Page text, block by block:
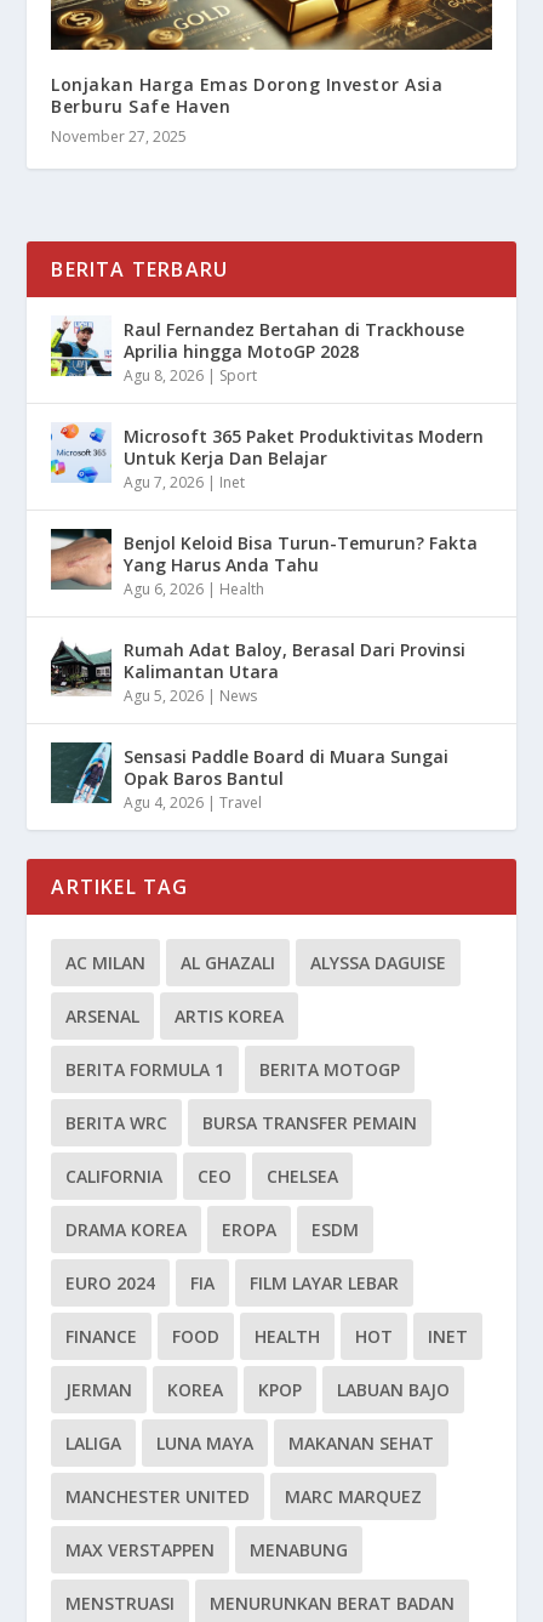
Lonjakan Harga Emas Dorong Investor Asia
Berburu Safe Haven
November 27, 2025
BERITA TERBARU
Raul Fernandez Bertahan di Trackhouse
Aprilia hingga MotoGP 2028
Agu 8, 2026 | Sport
Microsoft 365 Paket Produktivitas Modern
Untuk Kerja Dan Belajar
Agu 7, 2026 | Inet
Benjol Keloid Bisa Turun-Temurun? Fakta
Yang Harus Anda Tahu
Agu 6, 2026 | Health
Rumah Adat Baloy, Berasal Dari Provinsi
Kalimantan Utara
Agu 5, 2026 | News
Sensasi Paddle Board di Muara Sungai
Opak Baros Bantul
Agu 4, 2026 |Travel
ARTIKEL TAG
AC MILAN AL GHAZALI ALYSSA DAGUISE
ARSENAL ARTIS KOREA
BERITA FORMULA 1 BERITA MOTOGP
BERITA WRC BURSA TRANSFER PEMAIN
CALIFORNIA CEO CHELSEA
DRAMA KOREA EROPA ESDM
EURO 2024 FIA FILM LAYAR LEBAR
FINANCE FOOD HEALTH HOT INET
JERMAN KOREA KPOP LABUAN BAJO
LALIGA LUNA MAYA MAKANAN SEHAT
MANCHESTER UNITED MARC MARQUEZ
MAX VERSTAPPEN MENABUNG
MENSTRUASI MENURUNKAN BERAT BADAN